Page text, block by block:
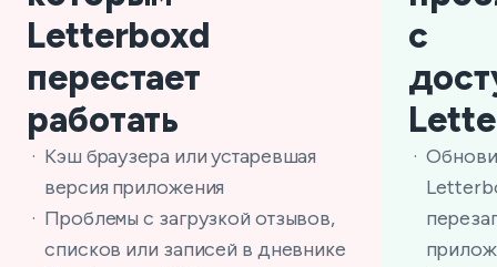
Letterboxd
перестает
работать
Кэш браузера или устаревшая
версия приложения
Проблемы с загрузкой отзывов,
списков или записей в дневнике
с